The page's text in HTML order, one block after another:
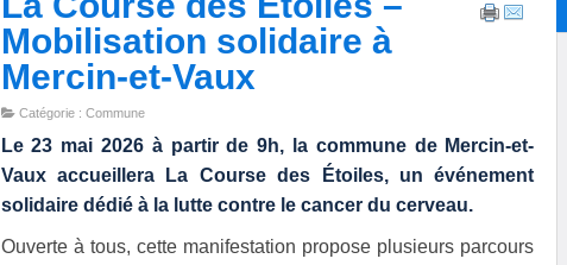
Mobilisation solidaire à
Mercin-et-Vaux
Catégorie : Commune
Le 23 mai 2026 à partir de 9h, la commune de Mercin-et-
Vauxaccueillera La Course des Étoiles, un événement
solidaire dédié à la lutte contre le cancer du cerveau.
Ouverte à tous, cette manifestation propose plusieurs parcours